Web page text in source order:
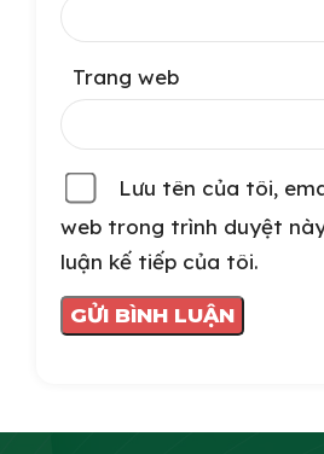
Trang web
Lưu tên của tôi,
web trong trình duyệt
luận kế tiếp của tôi.